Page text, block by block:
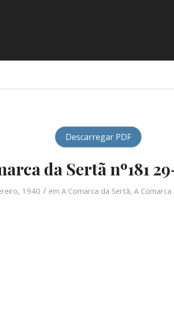
Descarregar PDF
da Sertã nº181
1940 / em A Comarca da Sertã, A